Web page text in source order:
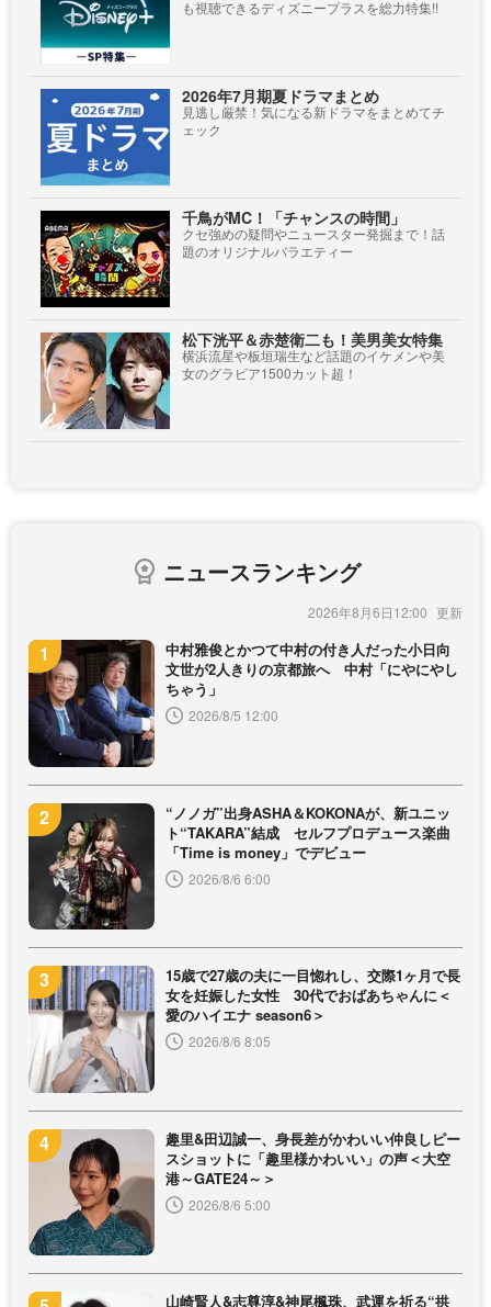
も視聴できるディズニープラスを総力特集!!
2026年7月期夏ドラマまとめ
見逃し厳禁！気になる新ドラマをまとめてチ
ェック
千鳥がMC！「チャンスの時間」
クセ強めの疑問やニュースター発掘まで！話
題のオリジナルバラエティー
松下洸平＆赤楚衛二も！美男美女特集
横浜流星や板垣瑞生など話題のイケメンや美
女のグラビア1500カット超！
ニュースランキング
2026年8月6日12:00
中村雅俊とかつて中村の付き人だった小日向
文世が2人きりの京都旅へ 中村「にやにやし
ちゃう」
2026/8/5 12:00
“ノノガ”出身ASHA＆KOKONAが、新ユニッ
ト“TAKARA”結成 セルフプロデュース楽曲
「Time is money」でデビュー
2026/8/6 6:00
15歳で27歳の夫に一目惚れし、交際1ヶ月で長
女を妊娠した女性 30代でおばあちゃんに＜
愛のハイエナ season6＞
2026/8/6 8:05
趣里&田辺誠一、身長差がかわいい仲良しピー
スショットに「趣里様かわいい」の声＜大空
港～GATE24～＞
2026/8/6 5:00
山崎賢人&志尊淳&神尾楓珠、武運を祈る“拱